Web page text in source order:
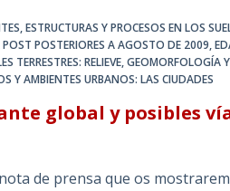
ESTRUCTURAS Y PROCESOS EN LOS
POSTERIORES A AGOSTO DE 2009,
TERRESTRES: RELIEVE, GEOMORFOLOGÍA
Y AMBIENTES URBANOS: LAS CIUDADES
global y posibles
de prensa que os